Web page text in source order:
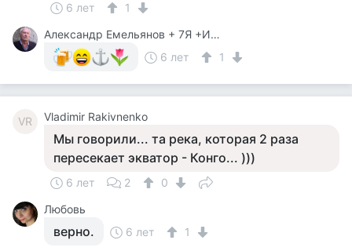
6 лет
1
Александр Емельянов + 7Я +Инструктор Туризма
6 лет
1
VR Vladimir Rakivnenko
Мы говорили... та река, которая 2 раза
пересекает экватор - Конго... )))
6 лет 2
0
Любовь
верно. 6 лет 1